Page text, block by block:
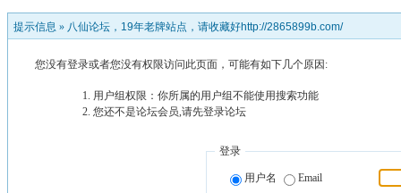
提示信息 » 八仙论坛，19年老牌站点，请收藏好http://2865899b.com/
您没有登录或者您没有权限访问此页面，可能有如下几个原因:
用户组权限：你所属的用户组不能使用搜索功能
您还不是论坛会员,请先登录论坛
登录
用户名 Email